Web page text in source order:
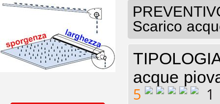
Scarico
acque
5 1